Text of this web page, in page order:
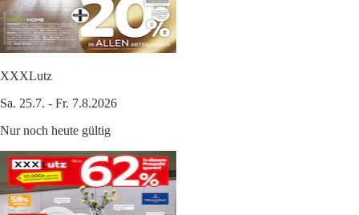
XXXLutz
Sa. 25.7. - Fr. 7.8.2026
Nur noch heute gültig